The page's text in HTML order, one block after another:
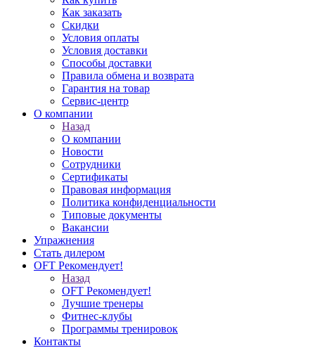
Как заказать
Скидки
Условия оплаты
Условия доставки
Способы доставки
Правила обмена и возврата
Гарантия на товар
Сервис-центр
О компании
Назад
О компании
Новости
Сотрудники
Сертификаты
Правовая информация
Политика конфиденциальности
Типовые документы
Вакансии
Упражнения
Стать дилером
OFT Рекомендует!
Назад
OFT Рекомендует!
Лучшие тренеры
Фитнес-клубы
Программы тренировок
Контакты